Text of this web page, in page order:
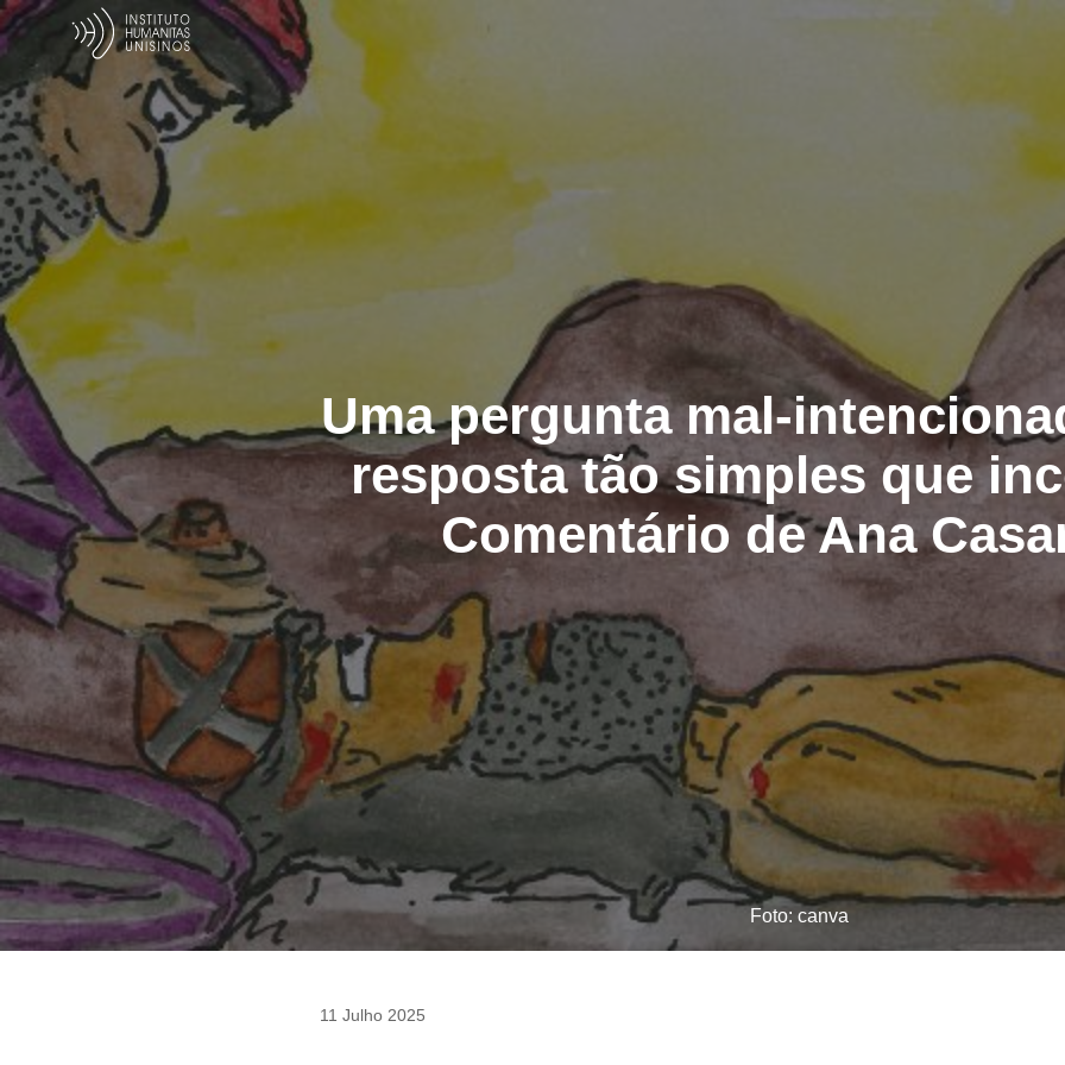
Uma pergunta mal-
resposta tão simples que
Comentário de Ana
Foto: canva
11 Julho 2025